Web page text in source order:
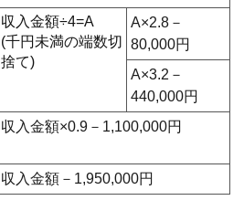
収入金額÷4=A
(千円未満の端数切
捨て)
A×2.8－
80,000円
A×3.2－
440,000円
収入金額×0.9－1,100,000円
収入金額－1,950,000円